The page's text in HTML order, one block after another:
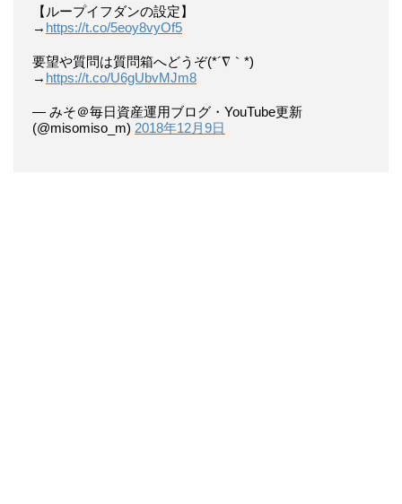
【ループイフダンの設定】
→ https://t.co/5eoy8vyOf5
要望や質問は質問箱へどうぞ(*´∇｀*)
→ https://t.co/U6gUbvMJm8
— みそ＠毎日資産運用ブログ・YouTube更新
(@misomiso_m) 2018年12月9日